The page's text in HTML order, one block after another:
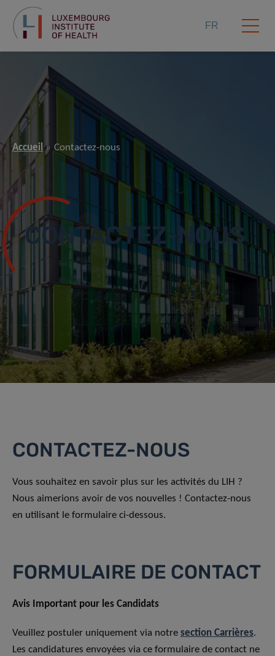
FR
Accueil Contactez-nous
CONTACTEZ-NOUS
CONTACTEZ-NOUS
Vous souhaitez en savoir plus sur les activités du LIH ?
Nous aimerions avoir de vos nouvelles ! Contactez-nous
en utilisant le formulaire ci-dessous.
FORMULAIRE DE CONTACT
Avis Important pour les Candidats
Veuillez postuler uniquement via notre section Carrières.
Les candidatures envoyées via ce formulaire de contact ne